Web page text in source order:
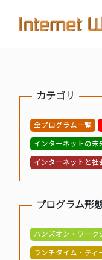
プログラム
お知らせ
カテゴリ
全プログラム一覧
インターネットの未
インターネットと社
プログラム形
ハンズオン・ワーク
ランチタイム・ティ